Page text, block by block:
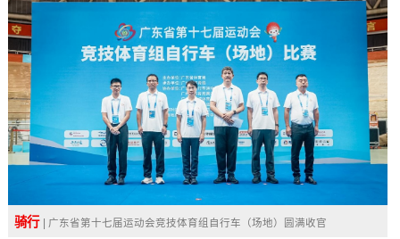
骑行 | 广东省第十七届运动会竞技体育组自行车（场地）圆满收官